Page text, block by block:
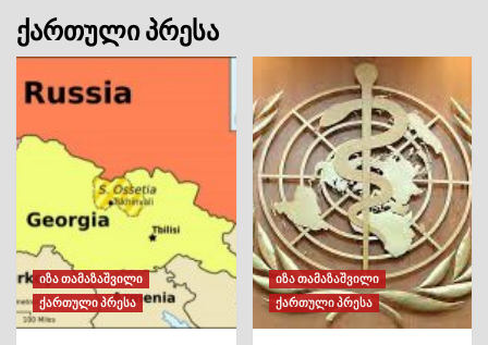
ქართული პრესა
იზა თამაზაშვილი
ქართული პრესა
იზა თამაზაშვილი
ქართული პრესა